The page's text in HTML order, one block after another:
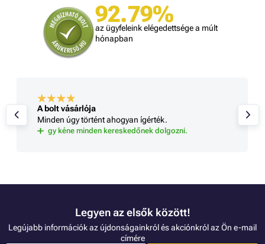
92.79%
az ügyfeleink elégedettsége a múlt
hónapban
A bolt vásárlója
Minden úgy történt ahogyan ígérték.
gy kéne minden kereskedőnek dolgozni.
Legyen az elsők között!
Legújabb információk az újdonságainkról és akciónkról az Ön e-mail
címére